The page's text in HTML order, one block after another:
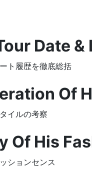
Date &
ト履歴を徹底総括
Of
イルの考察
Of His
ションセンス